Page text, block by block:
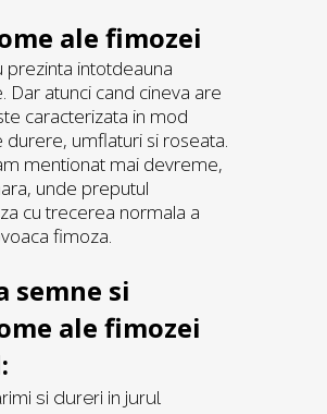
ale fimozei
prezinta intotdeauna
Dar atunci cand cineva are
caracterizata in mod
durere, umflaturi si roseata.
mentionat mai devreme,
unde preputul
cu trecerea normala a
fimoza.
semne si
ale fimozei
si dureri in jurul